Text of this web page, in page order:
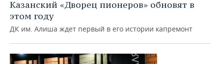
Казанский «Дворец пионеров» обновят в
этом году
ДК им. Алиша ждет первый в его истории капремонт